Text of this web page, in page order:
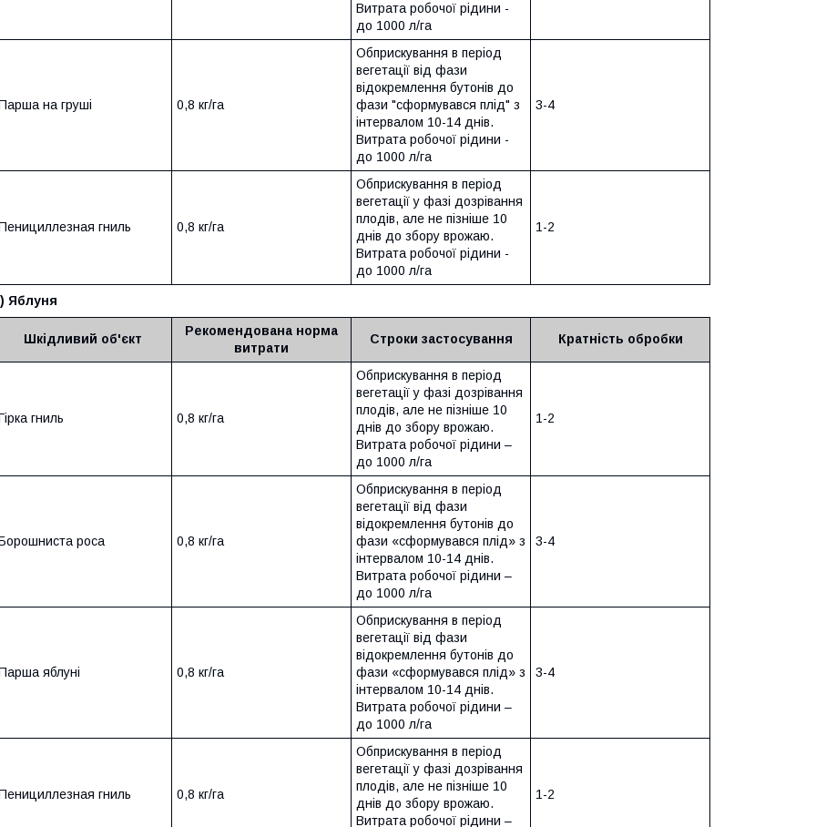
Витрата робочої рідини -
до 1000 л/га
на груші 0,8 кг/га
Обприскування в період
вегетації від фази
відокремлення бутонів до
фази "сформувався плід" з
інтервалом 10-14 днів.
Витрата робочої рідини -
до 1000 л/га
3-4
гниль 0,8 кг/га
Обприскування в період
вегетації у фазі дозрівання
плодів, але не пізніше 10
днів до збору врожаю.
Витрата робочої рідини -
до 1000 л/га
1-2
Яблуня
Шкідливий об'єкт
Рекомендована норма
витрати
Строки застосування Кратність обробки
гниль 0,8 кг/га
Обприскування в період
вегетації у фазі дозрівання
плодів, але не пізніше 10
днів до збору врожаю.
Витрата робочої рідини –
до 1000 л/га
1-2
роса 0,8 кг/га
Обприскування в період
вегетації від фази
відокремлення бутонів до
фази «сформувався плід» з
інтервалом 10-14 днів.
Витрата робочої рідини –
до 1000 л/га
3-4
яблуні 0,8 кг/га
Обприскування в період
вегетації від фази
відокремлення бутонів до
фази «сформувався плід» з
інтервалом 10-14 днів.
Витрата робочої рідини –
до 1000 л/га
3-4
гниль 0,8 кг/га
Обприскування в період
вегетації у фазі дозрівання
плодів, але не пізніше 10
днів до збору врожаю.
Витрата робочої рідини –
1-2